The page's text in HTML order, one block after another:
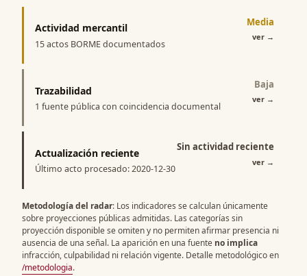
Actividad mercantil
15 actos BORME documentados
Media
ver →
Trazabilidad
1 fuente pública con coincidencia documental
Baja
ver →
Actualización reciente
Último acto procesado: 2020-12-30
Sin actividad reciente
ver →
Metodología del radar: Los indicadores se calculan únicamente
sobre proyecciones públicas admitidas. Las categorías sin
proyección disponible se omiten y no permiten afirmar presencia ni
ausencia de una señal. La aparición en una fuente no implica
infracción, culpabilidad ni relación vigente. Detalle metodológico en
/metodologia.